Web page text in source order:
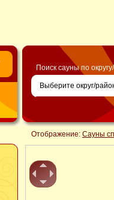
Поиск сауны по
Отображение: Сауны